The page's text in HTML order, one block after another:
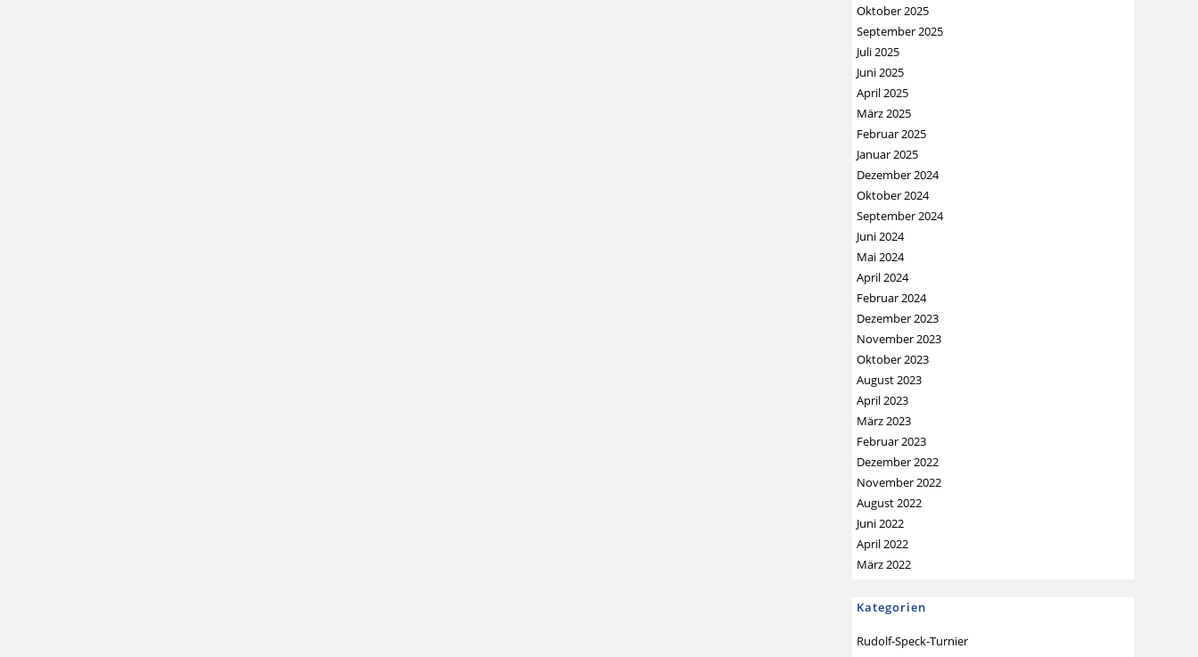
Oktober 2025
September 2025
Juli 2025
Juni 2025
April 2025
März 2025
Februar 2025
Januar 2025
Dezember 2024
Oktober 2024
September 2024
Juni 2024
Mai 2024
April 2024
Februar 2024
Dezember 2023
November 2023
Oktober 2023
August 2023
April 2023
März 2023
Februar 2023
Dezember 2022
November 2022
August 2022
Juni 2022
April 2022
März 2022
Kategorien
Rudolf-Speck-Turnier